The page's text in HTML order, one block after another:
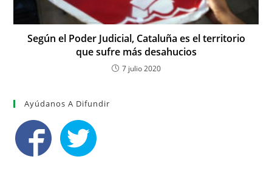
Según el Poder Judicial, Cataluña es el territorio
que sufre más desahucios
7 julio 2020
Ayúdanos A Difundir